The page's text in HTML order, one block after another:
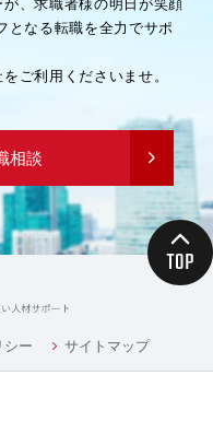
、求職者様の明日が笑顔
となる転職を全力でサポ
ご利用くださいませ。
相談
シー サイトマップ